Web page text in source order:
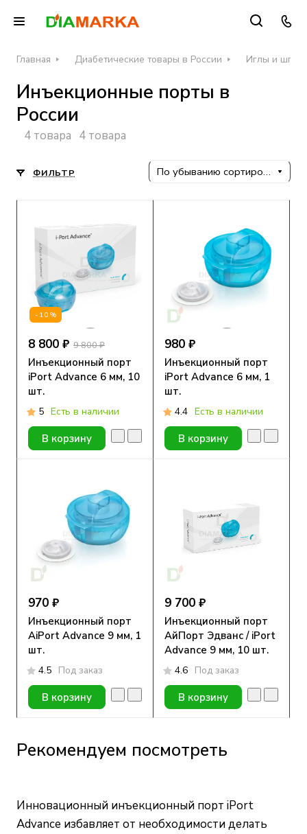
Главная Диабетические товары в России Иглы и
Инъекционные порты в
России
4 товара 4 товара
ФИЛЬТР По убыванию сортировки
-10%
8 800 ₽ 9 800 ₽
Инъекционный порт
iPort Advance 6 мм, 10
шт.
5 Есть в наличии
В корзину
980 ₽
Инъекционный порт
iPort Advance 6 мм, 1
шт.
4.4 Есть в наличии
В корзину
970 ₽
Инъекционный порт
АiPort Advance 9 мм, 1
шт.
4.5 Под заказ
В корзину
9 700 ₽
Инъекционный порт
АйПорт Эдванс / iPort
Advance 9 мм, 10 шт.
4.6 Под заказ
В корзину
Рекомендуем посмотреть
Инновационный инъекционный порт iPort
Advance избавляет от необходимости делать